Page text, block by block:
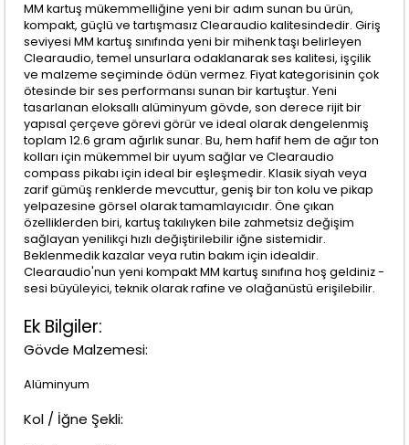
MM kartuş mükemmelliğine yeni bir adım sunan bu ürün,
kompakt, güçlü ve tartışmasız Clearaudio kalitesindedir. Giriş
seviyesi MM kartuş sınıfında yeni bir mihenk taşı belirleyen
Clearaudio, temel unsurlara odaklanarak ses kalitesi, işçilik
ve malzeme seçiminde ödün vermez. Fiyat kategorisinin çok
ötesinde bir ses performansı sunan bir kartuştur. Yeni
tasarlanan eloksallı alüminyum gövde, son derece rijit bir
yapısal çerçeve görevi görür ve ideal olarak dengelenmiş
toplam 12.6 gram ağırlık sunar. Bu, hem hafif hem de ağır ton
kolları için mükemmel bir uyum sağlar ve Clearaudio
compass pikabı için ideal bir eşleşmedir. Klasik siyah veya
zarif gümüş renklerde mevcuttur, geniş bir ton kolu ve pikap
yelpazesine görsel olarak tamamlayıcıdır. Öne çıkan
özelliklerden biri, kartuş takılıyken bile zahmetsiz değişim
sağlayan yenilikçi hızlı değiştirilebilir iğne sistemidir.
Beklenmedik kazalar veya rutin bakım için idealdir.
Clearaudio'nun yeni kompakt MM kartuş sınıfına hoş geldiniz -
sesi büyüleyici, teknik olarak rafine ve olağanüstü erişilebilir.
Ek Bilgiler:
Gövde Malzemesi:
Alüminyum
Kol / İğne Şekli: